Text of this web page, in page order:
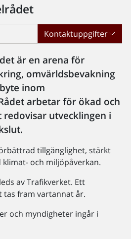
Kontaktuppgifter
är en arena för
omvärldsbevakning
inom
arbetar för ökad och
redovisar utvecklingen i
tillgänglighet, stärkt
och miljöpåverkan.
av Trafikverket. Ett
tas fram vartannat år.
och myndigheter ingår i